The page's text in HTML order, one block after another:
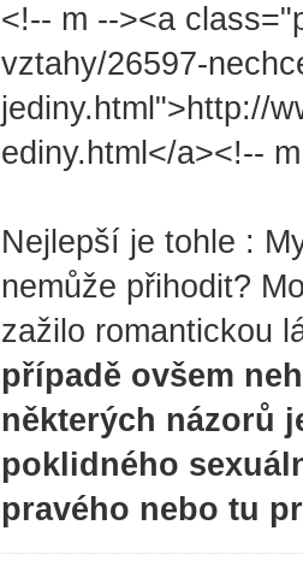
<!-- m --><a
vztahy/26597-
jediny.html">http://
ediny.html</a><!--
Nejlepší je tohle :
nemůže přihodit?
zažilo roman­tickou
případě ovšem
některých ná­zo­rů
po­klidného
pravého nebo tu